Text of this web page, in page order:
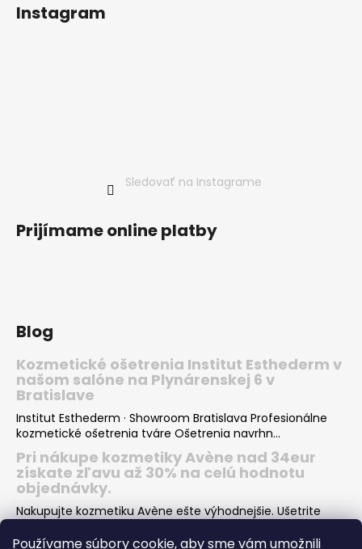
Používame súbory cookie, aby sme vám umožnili
Instagram
Sledovať na Instagrame
Prijímame online platby
Blog
Kozmetické ošetrenia Institut Esthederm v
našom salóne na Plynárenskej 6 v
Bratislave
Institut Esthederm · Showroom Bratislava Profesionálne
kozmetické ošetrenia tváre Ošetrenia navrhn...
Pri nákupe kozmetiky Avène nad 34eur
získate zľavu až 30% na celú hodnotu
objednávky.
Nakupujte kozmetiku Avène ešte výhodnejšie. Ušetrite